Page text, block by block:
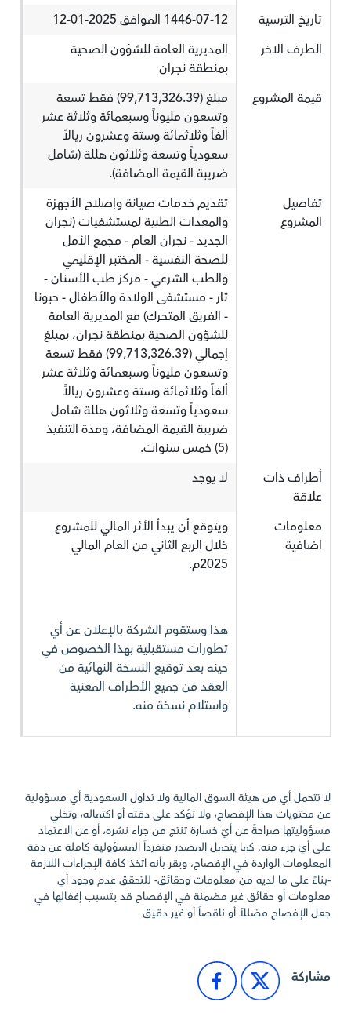
تاريخ الترسية
1446-07-12 الموافق 2025-01-12
الطرف الاخر
المديرية العامة للشؤون الصحية
بمنطقة نجران
قيمة المشروع
مبلغ (99,713,326.39) فقط تسعة
وتسعون مليوناً وسبعمائة وثلاثة عشر
ألفاً وثلاثمائة وستة وعشرون ريالاً
سعودياً وتسعة وثلاثون هللة (شامل
ضريبة القيمة المضافة).
تفاصيل
المشروع
تقديم خدمات صيانة وإصلاح الأجهزة
والمعدات الطبية لمستشفيات (نجران
الجديد - نجران العام - مجمع الأمل
للصحة النفسية - المختبر الإقليمي
والطب الشرعي - مركز طب الأسنان -
ثار - مستشفى الولادة والأطفال - حبونا
- الفريق المتحرك) مع المديرية العامة
للشؤون الصحية بمنطقة نجران، بمبلغ
إجمالي (99,713,326.39) فقط تسعة
وتسعون مليوناً وسبعمائة وثلاثة عشر
ألفاً وثلاثمائة وستة وعشرون ريالاً
سعودياً وتسعة وثلاثون هللة شامل
ضريبة القيمة المضافة، ومدة التنفيذ
(5) خمس سنوات.
أطراف ذات
علاقة
لا يوجد
معلومات
اضافية
ويتوقع أن يبدأ الأثر المالي للمشروع
خلال الربع الثاني من العام المالي
2025م.
هذا وستقوم الشركة بالإعلان عن أي
تطورات مستقبلية بهذا الخصوص في
حينه بعد توقيع النسخة النهائية من
العقد من جميع الأطراف المعنية
واستلام نسخة منه.
لا تتحمل أي من هيئة السوق المالية ولا تداول السعودية أي مسؤولية
عن محتويات هذا الإفصاح، ولا تؤكد على دقته أو اكتماله، وتخلي
مسؤوليتها صراحةً عن أيّ خسارة تنتج من جراء نشره، أو عن الاعتماد
على أيّ جزء منه. كما يتحمل المصدر منفرداً المسؤولية كاملة عن دقة
المعلومات الواردة في الإفصاح، ويقر بأنه اتخذ كافة الإجراءات اللازمة
-بناءً على ما لديه من معلومات وحقائق- للتحقق عدم وجود أي
معلومات أو حقائق غير مضمنة في الإفصاح قد يتسبب إغفالها في
جعل الإفصاح مضللاً أو ناقصاً أو غير دقيق
مشاركة